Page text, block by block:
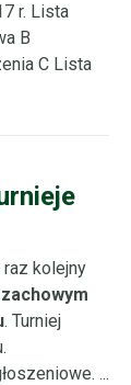
r. Lista
B
C Lista
kolejny
. Turniej
...